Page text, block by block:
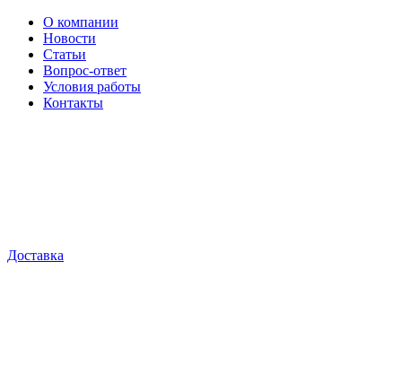
О компании
Новости
Статьи
Вопрос-ответ
Условия работы
Контакты
Доставка